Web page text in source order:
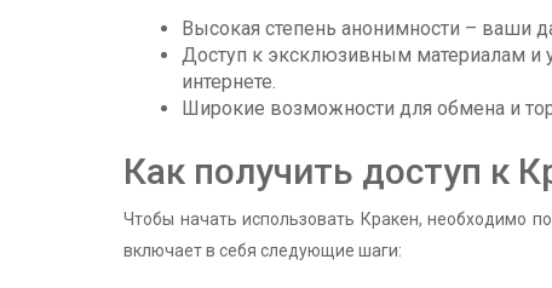
Высокая степень анонимности – ваши
Доступ к эксклюзивным материалам и
интернете.
Широкие возможности для обмена и
Как получить доступ к
Чтобы начать использовать Кракен, необходимо
включает в себя следующие шаги: